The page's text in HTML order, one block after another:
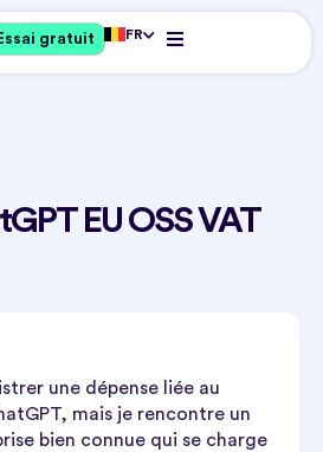
gratuit FR
EU OSS VAT
une dépense liée au
mais je rencontre un
bien connue qui se charge